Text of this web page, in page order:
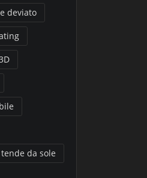
deviato
tende da sole